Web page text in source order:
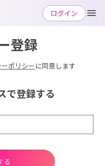
登録
ポリシーに同意します
で登録する
ログイン